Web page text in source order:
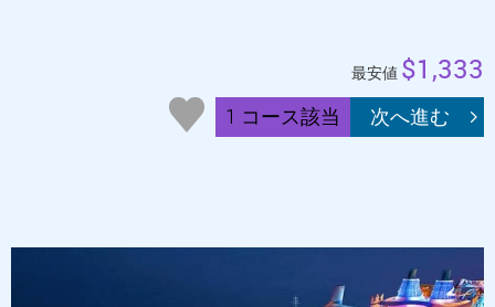
最安値 $1,333
1 コース該当 次へ進む